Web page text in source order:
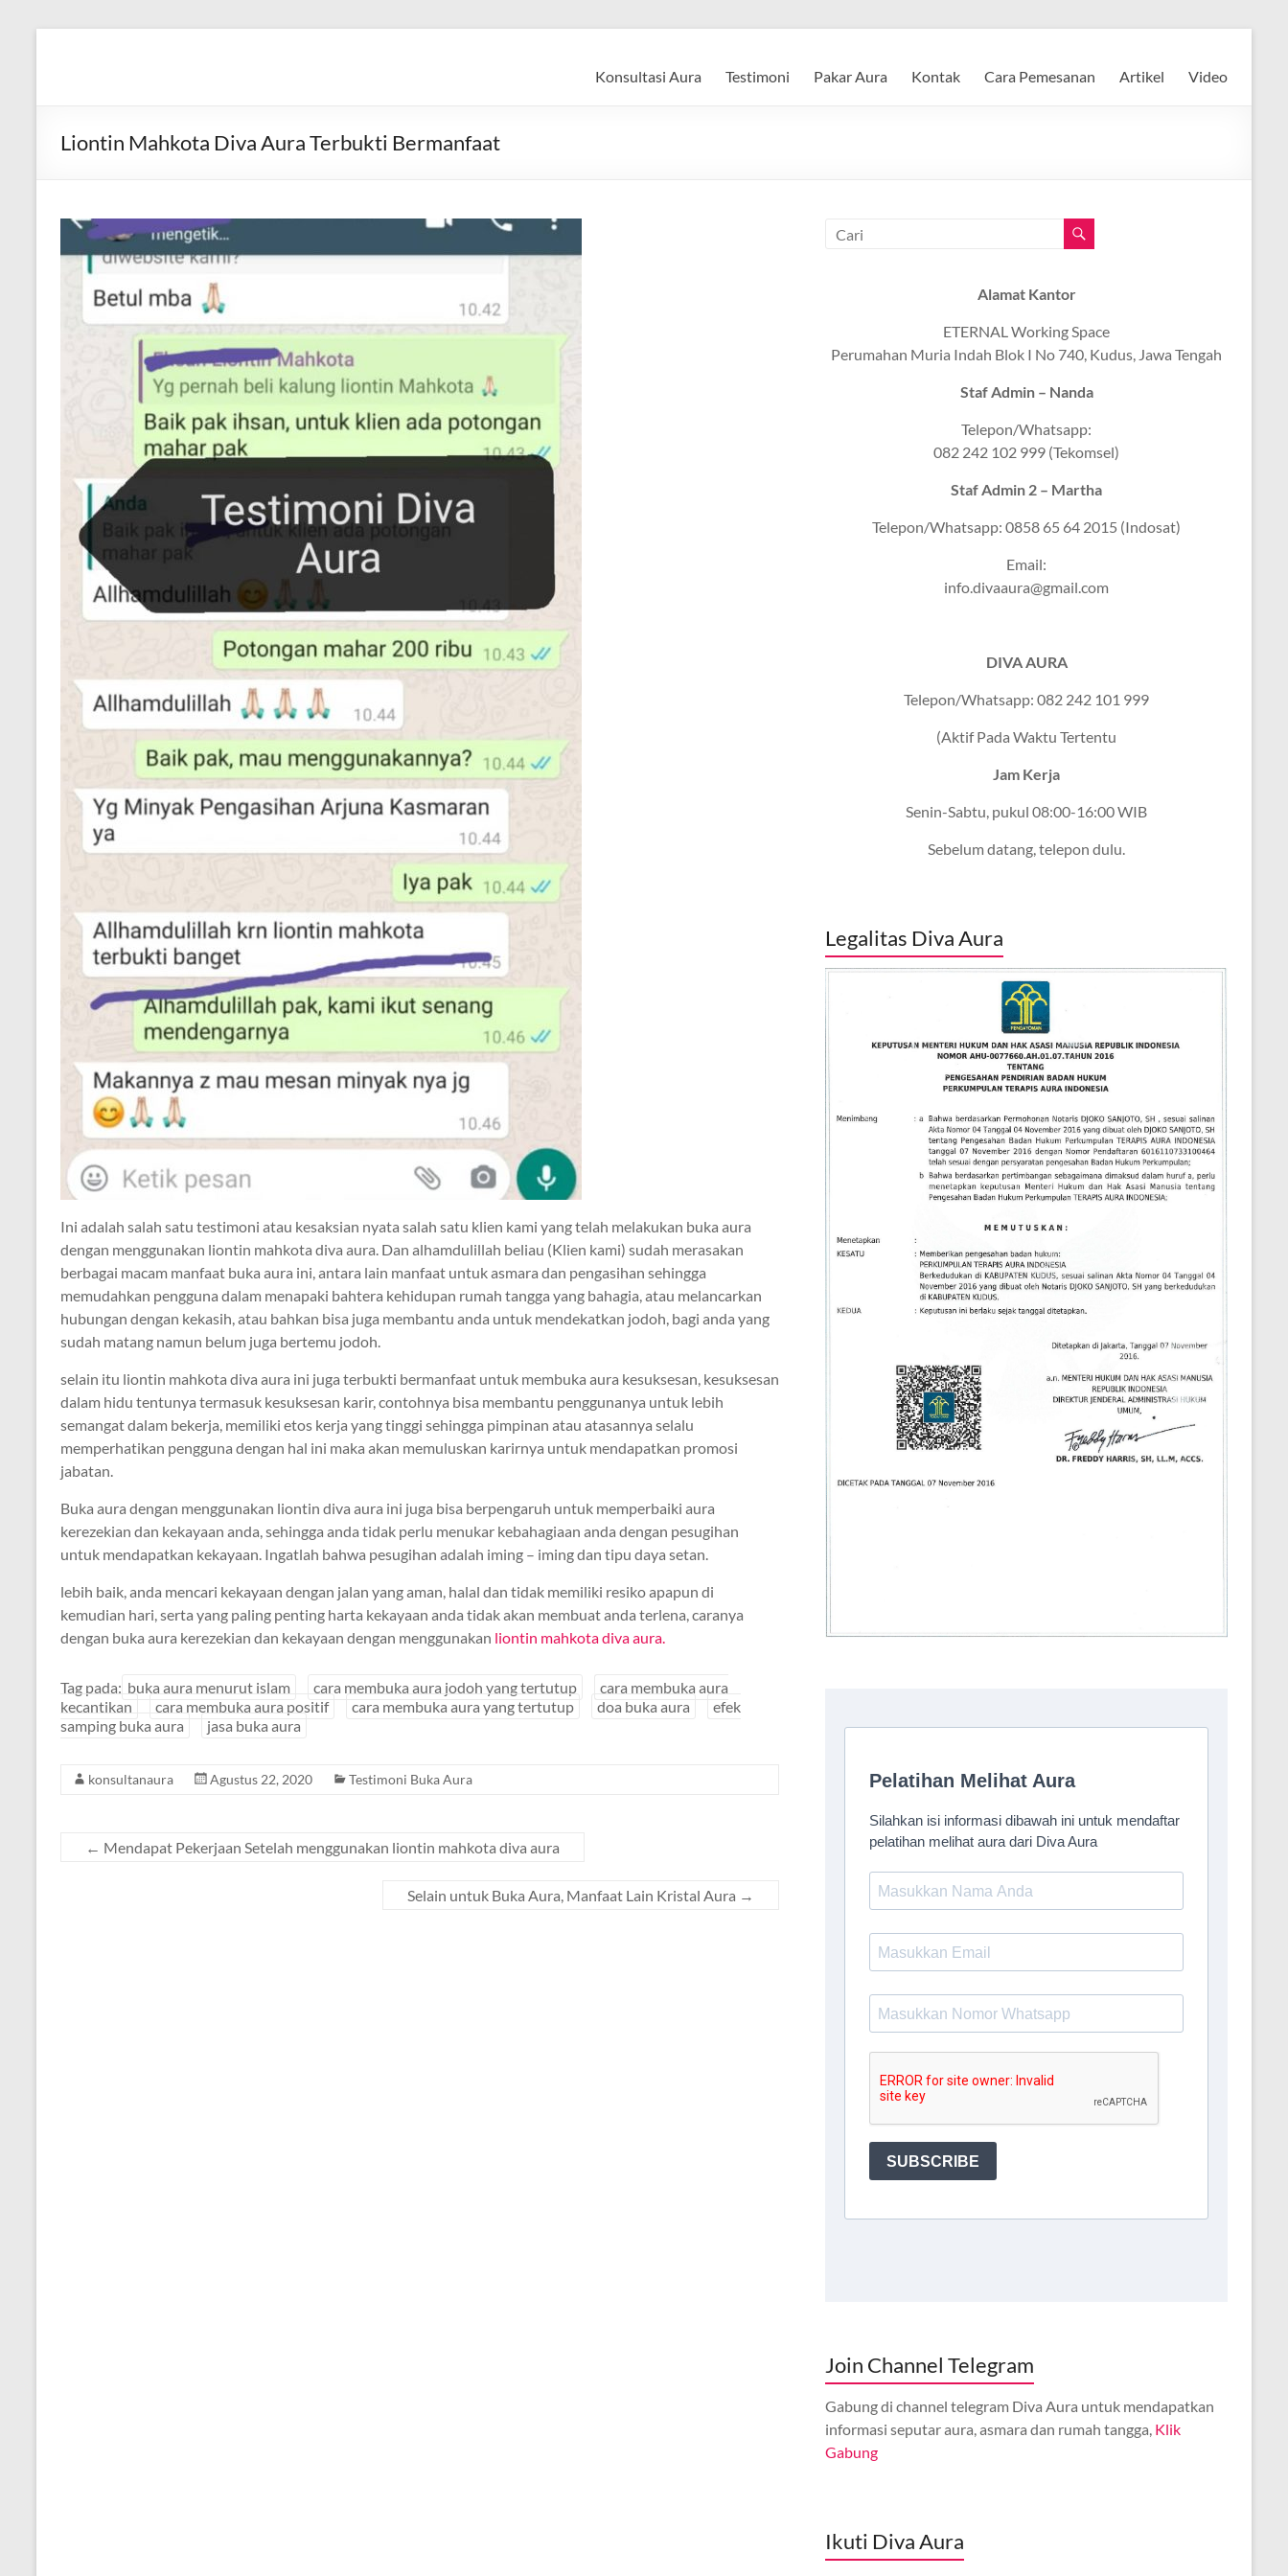
Aura
Konsultasi Aura Testimoni Pakar Aura Kontak Cara Pemesanan Artikel Video
Liontin Mahkota Diva Aura Terbukti Bermanfaat
Ini adalah salah satu testimoni atau kesaksian nyata salah satu klien kami yang telah melakukan buka aura
dengan menggunakan liontin mahkota diva aura. Dan alhamdulillah beliau (Klien kami) sudah merasakan
berbagai macam manfaat buka aura ini, antara lain manfaat untuk asmara dan pengasihan sehingga
memudahkan pengguna dalam menapaki bahtera kehidupan rumah tangga yang bahagia, atau melancarkan
hubungan dengan kekasih, atau bahkan bisa juga membantu anda untuk mendekatkan jodoh, bagi anda yang
sudah matang namun belum juga bertemu jodoh.
selain itu liontin mahkota diva aura ini juga terbukti bermanfaat untuk membuka aura kesuksesan, kesuksesan
dalam hidu tentunya termasuk kesuksesan karir, contohnya bisa membantu penggunanya untuk lebih
semangat dalam bekerja, memiliki etos kerja yang tinggi sehingga pimpinan atau atasannya selalu
memperhatikan pengguna dengan hal ini maka akan memuluskan karirnya untuk mendapatkan promosi
jabatan.
Buka aura dengan menggunakan liontin diva aura ini juga bisa berpengaruh untuk memperbaiki aura
kerezekian dan kekayaan anda, sehingga anda tidak perlu menukar kebahagiaan anda dengan pesugihan
untuk mendapatkan kekayaan. Ingatlah bahwa pesugihan adalah iming – iming dan tipu daya setan.
lebih baik, anda mencari kekayaan dengan jalan yang aman, halal dan tidak memiliki resiko apapun di
kemudian hari, serta yang paling penting harta kekayaan anda tidak akan membuat anda terlena, caranya
dengan buka aura kerezekian dan kekayaan dengan menggunakan liontin mahkota diva aura.
Tag pada: buka aura menurut islam cara membuka aura jodoh yang tertutup
cara membuka aura
kecantikan
cara membuka aura positif cara membuka aura yang tertutup doa buka aura
efek
samping buka aura
jasa buka aura
konsultanaura Agustus 22, 2020 Testimoni Buka Aura
← Mendapat Pekerjaan Setelah menggunakan liontin mahkota diva aura
Selain untuk Buka Aura, Manfaat Lain Kristal Aura →
Alamat Kantor
ETERNAL Working Space
Perumahan Muria Indah Blok I No 740, Kudus, Jawa Tengah
Staf Admin – Nanda
Telepon/Whatsapp:
082 242 102 999 (Tekomsel)
Staf Admin 2 – Martha
Telepon/Whatsapp: 0858 65 64 2015 (Indosat)
Email:
info.divaaura@gmail.com
DIVA AURA
Telepon/Whatsapp: 082 242 101 999
(Aktif Pada Waktu Tertentu
Jam Kerja
Senin-Sabtu, pukul 08:00-16:00 WIB
Sebelum datang, telepon dulu.
Legalitas Diva Aura
Join Channel Telegram
Gabung di channel telegram Diva Aura untuk mendapatkan
informasi seputar aura, asmara dan rumah tangga, Klik
Gabung
Ikuti Diva Aura